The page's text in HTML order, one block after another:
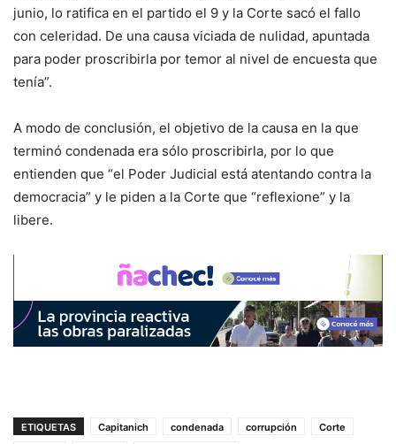
junio, lo ratifica en el partido el 9 y la Corte sacó el fallo
con celeridad. De una causa viciada de nulidad, apuntada
para poder proscribirla por temor al nivel de encuesta que
tenía”.
A modo de conclusión, el objetivo de la causa en la que
terminó condenada era sólo proscribirla, por lo que
entienden que “el Poder Judicial está atentando contra la
democracia” y le piden a la Corte que “reflexione” y la
libere.
ETIQUETAS Capitanich condenada corrupción
Corte